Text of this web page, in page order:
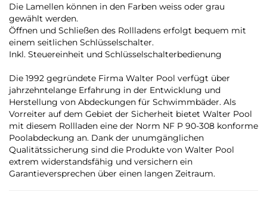
Die Lamellen können in den Farben weiss oder grau
gewählt werden.
Öffnen und Schließen des Rollladens erfolgt bequem mit
einem seitlichen Schlüsselschalter.
Inkl. Steuereinheit und Schlüsselschalterbedienung
Die 1992 gegründete Firma Walter Pool verfügt über
jahrzehntelange Erfahrung in der Entwicklung und
Herstellung von Abdeckungen für Schwimmbäder. Als
Vorreiter auf dem Gebiet der Sicherheit bietet Walter Pool
mit diesem Rollladen eine der Norm NF P 90-308 konforme
Poolabdeckung an. Dank der unumgänglichen
Qualitätssicherung sind die Produkte von Walter Pool
extrem widerstandsfähig und versichern ein
Garantieversprechen über einen langen Zeitraum.